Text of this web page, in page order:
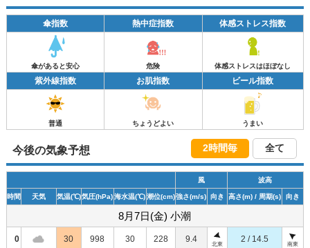
傘指数 熱中症指数 体感ストレス指数
傘があると安心 危険 体感ストレスはほぼなし
紫外線指数 お肌指数 ビール指数
普通 ちょうどよい うまい
今後の気象予想 2時間毎 全て
風 波高
時間 天気 気温(℃)気圧(hPa) 海水温(℃)潮位(cm)強さ(m/s) 向き 高さ(m)/ 周期(s) 向き
8月7日(金) 小潮
0 30 998 30 228 9.4
北東
2 / 14.5
南東